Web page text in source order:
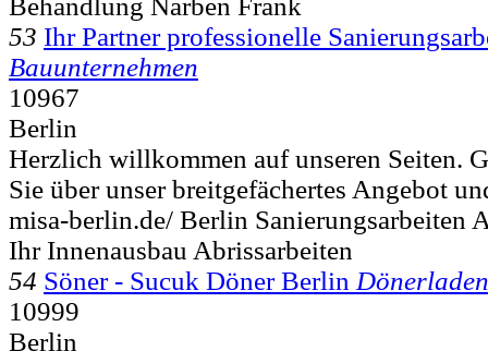
53 Ihr Partner professionelle
Bauunternehmen
10967
Berlin
Herzlich willkommen auf unseren Seiten.
Sie über unser breitgefächertes Angebot
misa-berlin.de/ Berlin Sanierungsarbeiten
Ihr Innenausbau Abrissarbeiten
54 Söner - Sucuk Döner Berlin Dönerladen
10999
Berlin